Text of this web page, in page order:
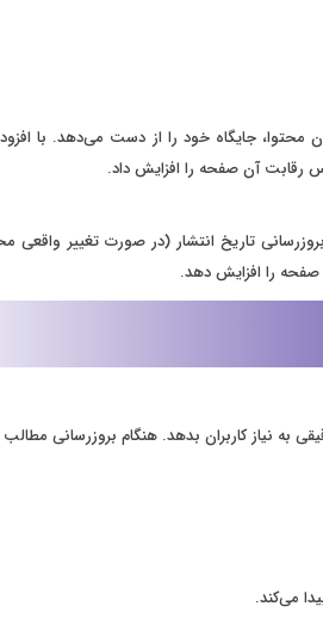
محتوا، جایگاه خود را از دست می‌دهد. با
رقابت آن صفحه را افزایش داد.
تاریخ انتشار (در صورت تغییر واقعی
صفحه را افزایش دهد.
به نیاز کاربران بدهد. هنگام بروزرسانی
می‌کند.